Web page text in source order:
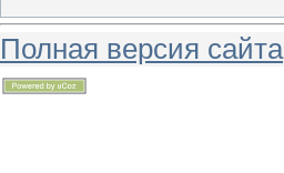
Полная версия сайта